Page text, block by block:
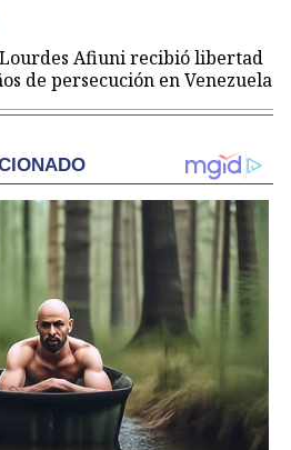
Afiuni recibió libertad
de persecución en Venezuela